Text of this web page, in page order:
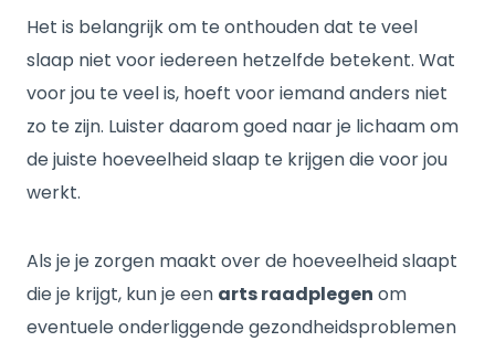
Het is belangrijk om te onthouden dat te veel
slaap niet voor iedereen hetzelfde betekent. Wat
voor jou te veel is, hoeft voor iemand anders niet
zo te zijn. Luister daarom goed naar je lichaam om
de juiste hoeveelheid slaap te krijgen die voor jou
werkt.
Als je je zorgen maakt over de hoeveelheid slaapt
die je krijgt, kun je een arts raadplegen om
eventuele onderliggende gezondheidsproblemen